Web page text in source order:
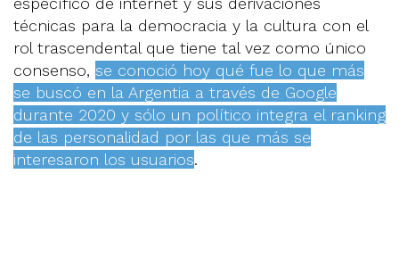
técnicas para la democracia y la cultura con el
rol trascendental que tiene tal vez como único
consenso, se conoció hoy qué fue lo que más
se buscó en la Argentia a través de Google
durante 2020 y sólo un político integra el ranking
de las personalidad por las que más se
interesaron los usuarios.